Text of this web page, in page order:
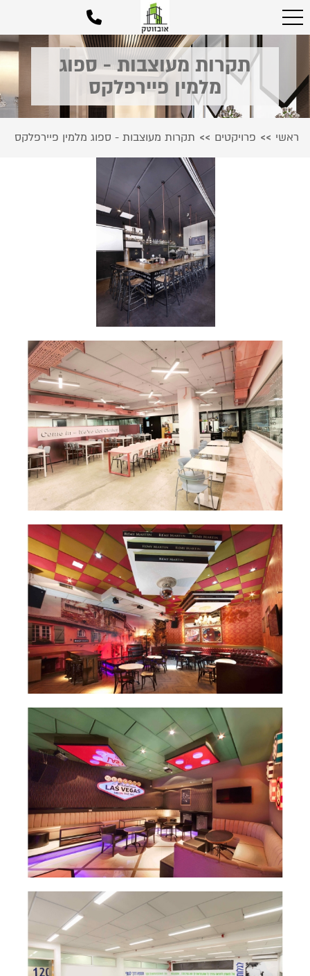
תקרות מעוצבות - ספוג
מלמין פיירפלקס
ראשי >> פרויקטים >> תקרות מעוצבות - ספוג מלמין פיירפלקס